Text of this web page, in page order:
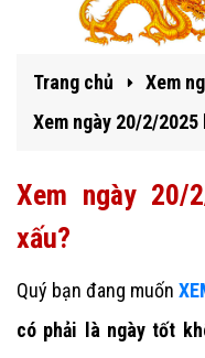
Trang chủ
Xem
Xem ngày 20/2/
Xem ngày 20/
xấu?
Quý bạn đang muốn
có phải là ngày tốt